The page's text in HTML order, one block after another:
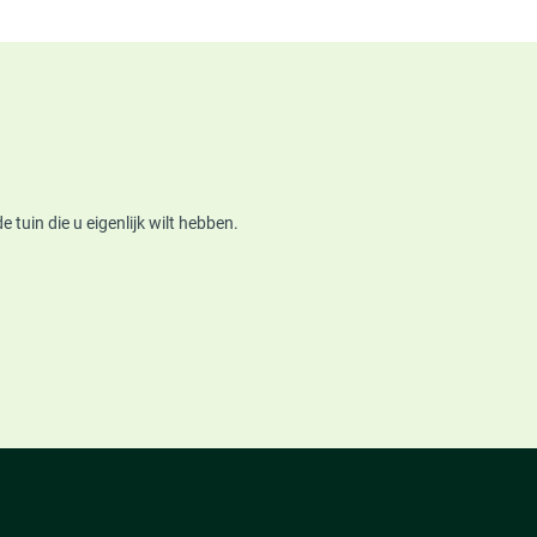
tuin die u eigenlijk wilt hebben.